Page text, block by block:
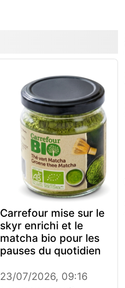
Carrefour mise sur le
skyr enrichi et le
matcha bio pour les
pauses du quotidien
23/07/2026, 09:16